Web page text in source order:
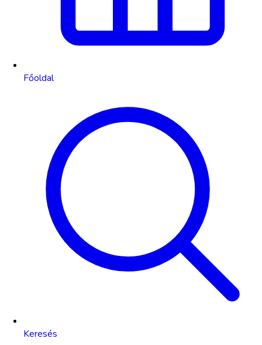
Főoldal
Keresés